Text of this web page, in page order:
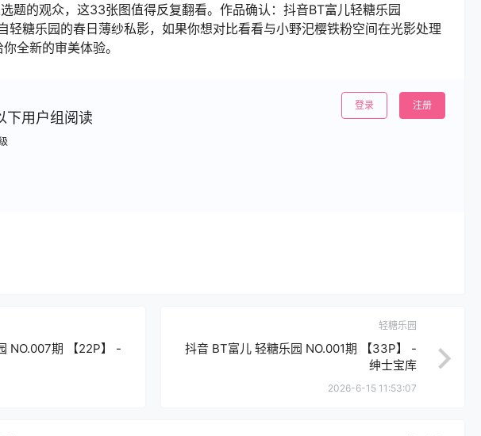
题的观众，这33张图值得反复翻看。作品确认：抖音BT富儿轻糖乐园
轻糖乐园的春日薄纱私影，如果你想对比看看与小野汜樱铁粉空间在光影处理
全新的审美体验。
下用户组阅读
登录 注册
NO.007期 【22P】 -
轻糖乐园
抖音 BT富儿 轻糖乐园 NO.001期 【33P】 -
绅士宝库
2026-6-15 11:53:07